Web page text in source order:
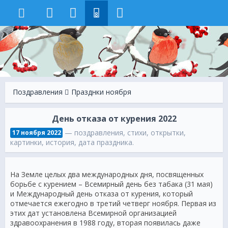
8
Поздравления Празднки ноября
День отказа от курения 2022
17 ноября 2022 — поздравления, стихи, открытки,
картинки, история, дата праздника.
На Земле целых два международных дня, посвященных
борьбе с курением – Всемирный день без табака (31 мая)
и Международный день отказа от курения, который
отмечается ежегодно в третий четверг ноября. Первая из
этих дат установлена Всемирной организацией
здравоохранения в 1988 году, вторая появилась даже